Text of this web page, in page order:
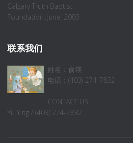
Calgary Truth Baptist
Foundation: June, 2003
联系我们
姓名：俞瑛
电话：(403) 274-7832
CONTACT US
Yu Ying / (403) 274-7832